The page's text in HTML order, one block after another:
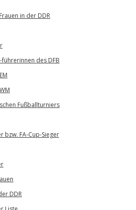
in der DDR
des DFB
Fußballturniers
bzw. FA-Cup-Sieger
DDR